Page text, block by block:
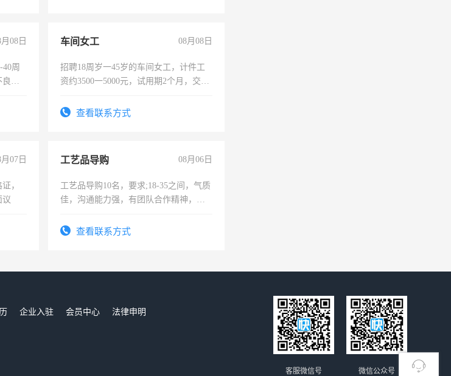
08日
周
良嗜
月
车间女工 08月08日
招聘18周岁一45岁的车间女工，计件工
资约3500一5000元，试用期2个月，交五
查看联系方式
07日
，
议
工艺品导购 08月06日
工艺品导购10名，要求;18-35之间，气质
佳，沟通能力强，有团队合作精神，有
查看联系方式
企业入驻 会员中心
法律申明
微信公众号
客服微信号